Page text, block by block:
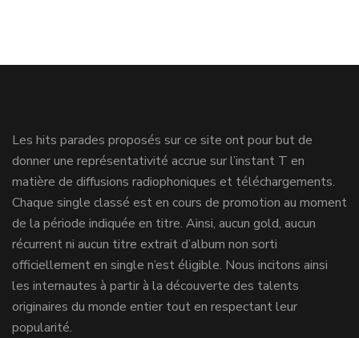
Les hits parades proposés sur ce site ont pour but de
donner une représentativité accrue sur l’instant T en
matière de diffusions radiophoniques et téléchargements.
Chaque single classé est en cours de promotion au moment
de la période indiquée en titre. Ainsi, aucun gold, aucun
récurrent ni aucun titre extrait d’album non sorti
officiellement en single n’est éligible. Nous incitons ainsi
les internautes à partir à la découverte des talents
originaires du monde entier tout en respectant leur
popularité.